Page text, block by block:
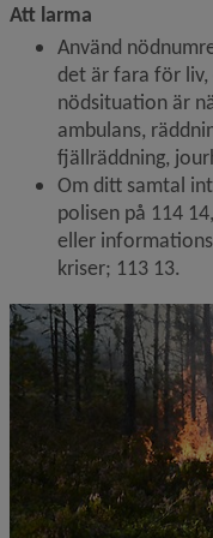
Att larma
Använd
det är fara för
nödsituation är
ambulans,
fjällräddning,
Om ditt samtal
polisen på 114
eller
kriser; 113 13.